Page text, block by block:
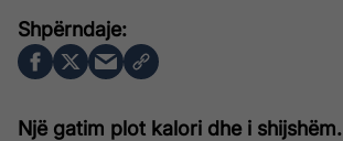
Një gatim plot kalori dhe i shijshëm.